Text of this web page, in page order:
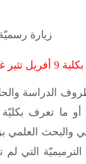
زيارة
يرفض محوها
والحالة
التي